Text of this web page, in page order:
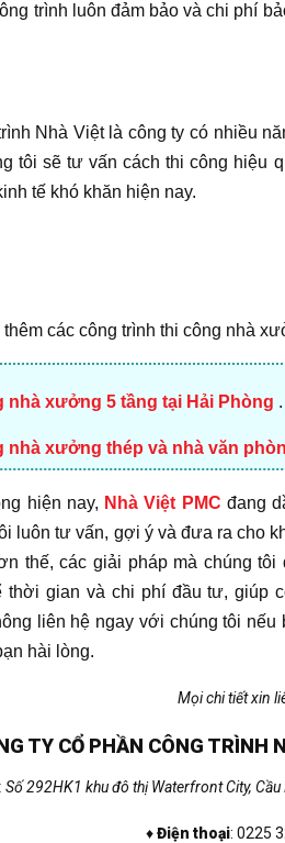
trình luôn đảm bảo và chi phí
Nhà Việt là công ty có nhiều
tôi sẽ tư vấn cách thi công hiệu
tế khó khăn hiện nay.
các công trình thi công nhà
nhà xưởng 5 tầng tại Hải Phòng .
nhà xưởng thép và nhà văn
hiện nay, Nhà Việt PMC đang
luôn tư vấn, gợi ý và đưa ra cho
thế, các giải pháp mà chúng
thời gian và chi phí đầu tư, giúp
liên hệ ngay với chúng tôi
hài lòng.
Mọi chi tiết xin
TY CỔ PHẦN CÔNG TRÌNH
: Số 292HK1 khu đô thị Waterfront City, Cầu
♦Điện thoại: 0225